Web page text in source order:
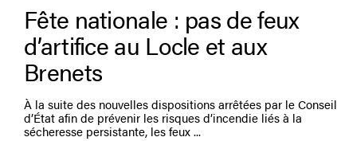
Fête nationale : pas de feux
d’artifice au Locle et aux
Brenets
À la suite des nouvelles dispositions arrêtées par le Conseil
d’État afin de prévenir les risques d’incendie liés à la
sécheresse persistante, les feux